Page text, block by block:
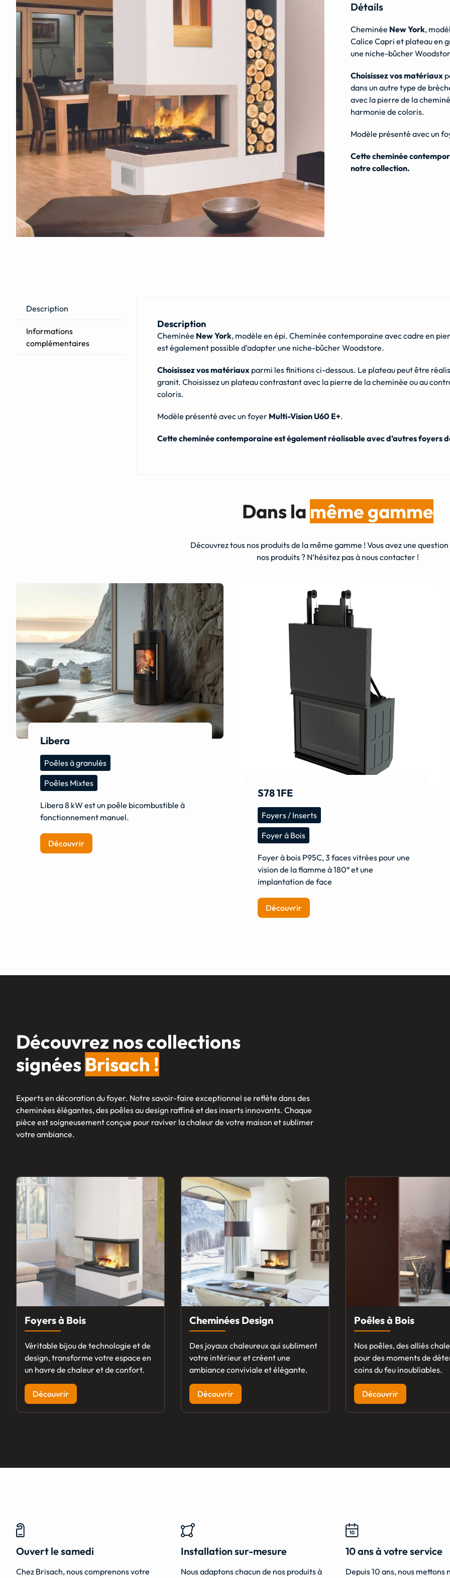
Détails
Cheminée New York,
Calice Capri et plateau en
une niche-bûcher
Choisissez vos matériaux
dans un autre type de
avec la pierre de la
harmonie de coloris.
Modèle présenté avec un
Cette cheminée
notre collection.
Description
Informations
complémentaires
Description
Cheminée New York, modèle en épi. Cheminée contemporaine avec cadre en
est également possible d’adapter une niche-bûcher Woodstore.
Choisissez vos matériauxparmi les finitions ci-dessous. Le plateau peut être
granit. Choisissez un plateau contrastant avec la pierre de la cheminée ou au
coloris.
Modèle présenté avec un foyer Multi-Vision U60 E+.
Cette cheminée contemporaine est également réalisable avec d’autres foyers
Dans la même gamme
Découvrez tous nos produits de la même gamme ! Vous avez une question
nos produits ? N’hésitez pas à nous contacter !
Libera
Poêles à granulés
Poêles Mixtes
Libera 8 kW est un poêle bicombustible à
fonctionnement manuel.
Découvrir
S78 1FE
Foyers / Inserts
Foyer à Bois
Foyer à bois P95C, 3 faces vitrées pour une
vision de la flamme à 180° et une
implantation de face
Découvrir
Découvrez nos collections
signéesBrisach !
Experts en décoration du foyer. Notre savoir-faire exceptionnel se reflète dans des
cheminées élégantes, des poêles au design raffiné et des inserts innovants. Chaque
pièce est soigneusement conçue pour raviver la chaleur de votre maison et sublimer
votre ambiance.
Foyers à Bois
Véritable bijou de technologie et de
design, transforme votre espace en
un havre de chaleur et de confort.
Découvrir
Cheminées Design
Des joyaux chaleureux qui subliment
votre intérieur et créent une
ambiance conviviale et élégante.
Découvrir
Poêles à Bois
Nos poêles, des alliés
pour des moments de
coins du feu inoubliables.
Découvrir
Ouvert le samedi
Chez Brisach, nous comprenons votre
Installation sur-mesure
Nous adaptons chacun de nos produits à
10 ans à votre service
Depuis 10 ans, nous mettons